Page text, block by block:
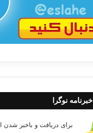
خبرنامه نوگرا
برای دریافت و باخبر شدن